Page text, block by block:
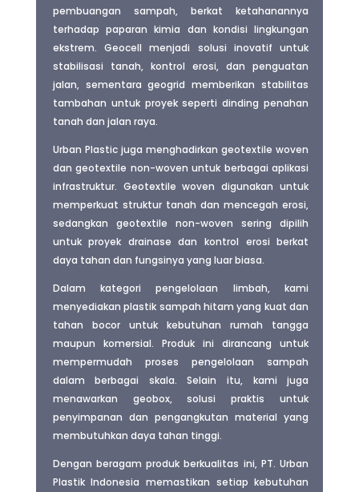
pembuangan sampah, berkat ketahanannya
terhadap paparan kimia dan kondisi lingkungan
ekstrem. Geocell menjadi solusi inovatif untuk
stabilisasi tanah, kontrol erosi, dan penguatan
jalan, sementara geogrid memberikan stabilitas
tambahan untuk proyek seperti dinding penahan
tanah dan jalan raya.
Urban Plastic juga menghadirkan geotextile woven
dan geotextile non-woven untuk berbagai aplikasi
infrastruktur. Geotextile woven digunakan untuk
memperkuat struktur tanah dan mencegah erosi,
sedangkan geotextile non-woven sering dipilih
untuk proyek drainase dan kontrol erosi berkat
daya tahan dan fungsinya yang luar biasa.
Dalam kategori pengelolaan limbah, kami
menyediakan plastik sampah hitam yang kuat dan
tahan bocor untuk kebutuhan rumah tangga
maupun komersial. Produk ini dirancang untuk
mempermudah proses pengelolaan sampah
dalam berbagai skala. Selain itu, kami juga
menawarkan geobox, solusi praktis untuk
penyimpanan dan pengangkutan material yang
membutuhkan daya tahan tinggi.
Dengan beragam produk berkualitas ini, PT. Urban
Plastik Indonesia memastikan setiap kebutuhan